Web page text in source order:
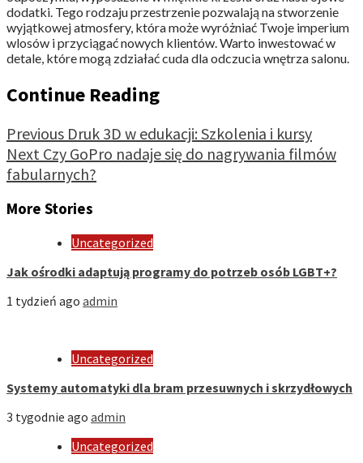
dodatki. Tego rodzaju przestrzenie pozwalają na stworzenie
wyjątkowej atmosfery, która może wyróżniać Twoje imperium
wlosów i przyciągać nowych klientów. Warto inwestować w
detale, które mogą zdziałać cuda dla odczucia wnętrza salonu.
Continue Reading
Previous Druk 3D w edukacji: Szkolenia i kursy
Next Czy GoPro nadaje się do nagrywania filmów
fabularnych?
More Stories
Uncategorized
Jak ośrodki adaptują programy do potrzeb osób LGBT+?
1 tydzień ago admin
Uncategorized
Systemy automatyki dla bram przesuwnych i skrzydłowych
3 tygodnie ago admin
Uncategorized